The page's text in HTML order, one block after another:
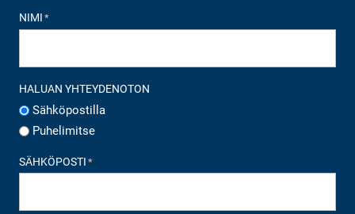
NIMI *
HALUAN YHTEYDENOTON
Sähköpostilla
Puhelimitse
SÄHKÖPOSTI *